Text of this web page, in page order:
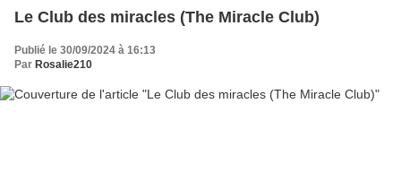
Le Club des miracles (The Miracle Club)
Publié le 30/09/2024 à 16:13
Par Rosalie210